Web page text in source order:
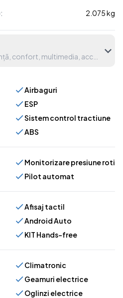
2.075 kg
confort, multimedia, accesorii
Airbaguri
ESP
Sistem control tractiune
ABS
Monitorizare presiune roti
Pilot automat
Afisaj tactil
Android Auto
KIT Hands-free
Climatronic
Geamuri electrice
Oglinzi electrice